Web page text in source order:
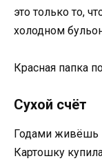
это только то,
холодном
Красная папка
Сухой счёт
Годами живёшь
Картошку